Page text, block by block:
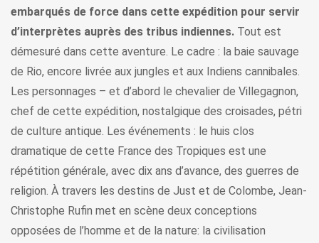
embarqués de force dans cette expédition pour servir
d’interprètes auprès des tribus indiennes. Tout est
démesuré dans cette aventure. Le cadre : la baie sauvage
de Rio, encore livrée aux jungles et aux Indiens cannibales.
Les personnages – et d’abord le chevalier de Villegagnon,
chef de cette expédition, nostalgique des croisades, pétri
de culture antique. Les événements : le huis clos
dramatique de cette France des Tropiques est une
répétition générale, avec dix ans d’avance, des guerres de
religion. À travers les destins de Just et de Colombe, Jean-
Christophe Rufin met en scène deux conceptions
opposées de l’homme et de la nature: la civilisation